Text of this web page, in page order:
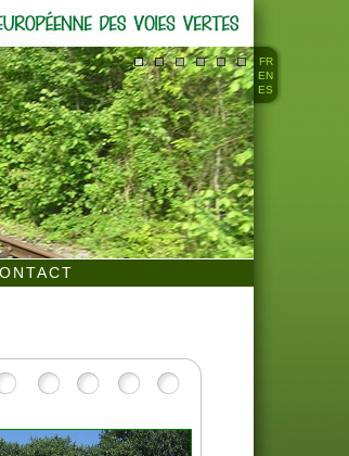
FR
EN
ES